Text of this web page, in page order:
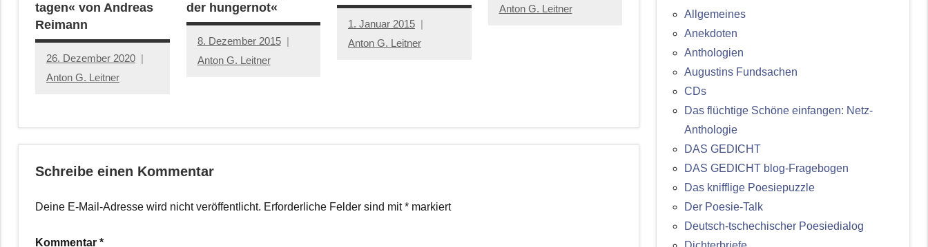
tagen« von Andreas
Reimann
26. Dezember 2020
Anton G. Leitner
der hungernot«
8. Dezember 2015
Anton G. Leitner
1. Januar 2015
Anton G. Leitner
Anton G. Leitner
Schreibe einen Kommentar
Deine E-Mail-Adresse wird nicht veröffentlicht. Erforderliche Felder sind mit* markiert
Kommentar *
Allgemeines
Anekdoten
Anthologien
Augustins Fundsachen
CDs
Das flüchtige Schöne einfangen: Netz-
Anthologie
DAS GEDICHT
DAS GEDICHT blog-Fragebogen
Das knifflige Poesiepuzzle
Der Poesie-Talk
Deutsch-tschechischer Poesiedialog